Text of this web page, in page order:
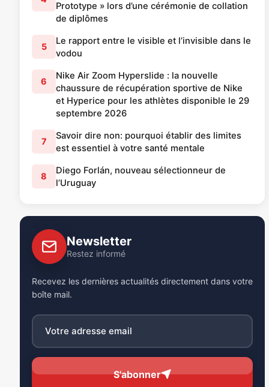
Prototype » lors d’une cérémonie de collation
de diplômes
5
Le rapport entre le visible et l’invisible dans le
vodou
6
Nike Air Zoom Hyperslide : la nouvelle
chaussure de récupération sportive de Nike
et Hyperice pour les athlètes disponible le 29
septembre 2026
7
Savoir dire non: pourquoi établir des limites
est essentiel à votre santé mentale
8
Diego Forlán, nouveau sélectionneur de
l’Uruguay
Newsletter
Restez informé
Recevez les dernières actualités directement dans votre
boîte mail.
S'abonner